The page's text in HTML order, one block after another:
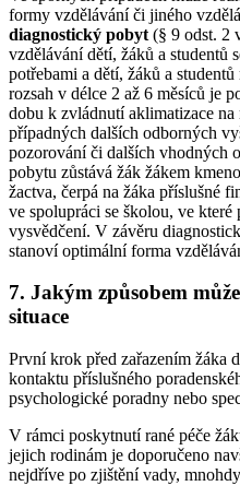
formy vzdělávání či jiného
diagnostický pobyt (§ 9 odst. 2
vzdělávání dětí, žáků a studentů
potřebami a dětí, žáků a
rozsah v délce 2 až 6 měsíců je
dobu k zvládnutí aklimatizace
případných dalších odborných
pozorování či dalších vhodných
pobytu zůstává žák žákem
žactva, čerpá na žáka příslušné
ve spolupráci se školou, ve
vysvědčení. V závěru
stanoví optimální forma
7. Jakým způsobem
situace
První krok před zařazením žáka
kontaktu příslušného
psychologické poradny nebo
V rámci poskytnutí rané péče
jejich rodinám je doporučeno
nejdříve po zjištění vady,